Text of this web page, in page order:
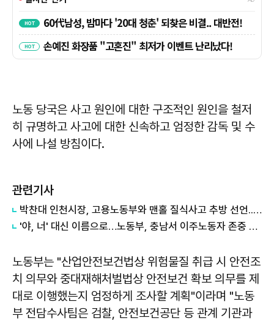
노동 당국은 사고 원인에 대한 구조적인 원인을 철저
히 규명하고 사고에 대한 신속하고 엄정한 감독 및 수
사에 나설 방침이다.
관련기사
박찬대 인천시장, 고용노동부와 맨홀 질식사고 추방 선언...사전 안전확인제 도입
'야, 너' 대신 이름으로…노동부, 충남서 이주노동자 존중 캠페인
노동부는 "산업안전보건법상 위험물질 취급 시 안전조
치 의무와 중대재해처벌법상 안전보건 확보 의무를 제
대로 이행했는지 엄정하게 조사할 계획"이라며 "노동
부 전담수사팀은 검찰, 안전보건공단 등 관계 기관과